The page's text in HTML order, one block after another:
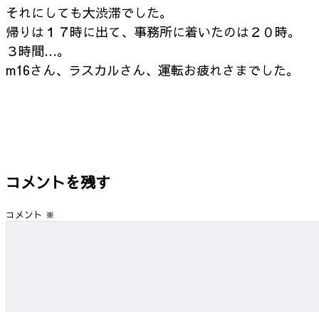
それにしても大渋滞でした。
帰りは１７時に出て、事務所に着いたのは２０時。
３時間…。
m16さん、ラスカルさん、運転お疲れさまでした。
コメントを残す
コメント ※